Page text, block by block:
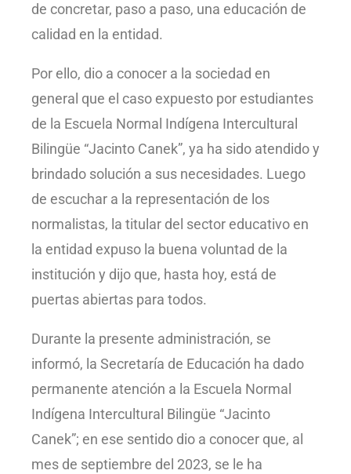
de concretar, paso a paso, una educación de
calidad en la entidad.
Por ello, dio a conocer a la sociedad en
general que el caso expuesto por estudiantes
de la Escuela Normal Indígena Intercultural
Bilingüe “Jacinto Canek”, ya ha sido atendido y
brindado solución a sus necesidades. Luego
de escuchar a la representación de los
normalistas, la titular del sector educativo en
la entidad expuso la buena voluntad de la
institución y dijo que, hasta hoy, está de
puertas abiertas para todos.
Durante la presente administración, se
informó, la Secretaría de Educación ha dado
permanente atención a la Escuela Normal
Indígena Intercultural Bilingüe “Jacinto
Canek”; en ese sentido dio a conocer que, al
mes de septiembre del 2023, se le ha